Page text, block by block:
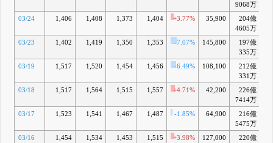
9068万
03/24 1,406 1,408 1,373 1,404 +3.77% 35,900
204億
4605万
03/23 1,402 1,419 1,350 1,353 -7.07% 145,800
197億
335万
03/19 1,517 1,520 1,454 1,456 -6.49% 108,100
212億
331万
03/18 1,517 1,564 1,515 1,557 +4.71% 42,200
226億
7414万
03/17 1,523 1,541 1,467 1,487 -1.85% 64,900
216億
5475万
03/16 1,454 1,534 1,453 1,515 +3.98% 127,000
220億